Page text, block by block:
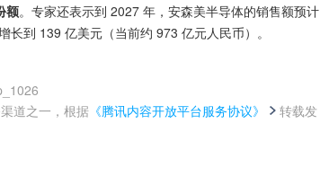
额。专家还表示到 2027 年，安森美半导体的销售额预计
到 139 亿美元（当前约 973 亿元人民币）。
道之一，根据 《腾讯内容开放平台服务协议》
转载发